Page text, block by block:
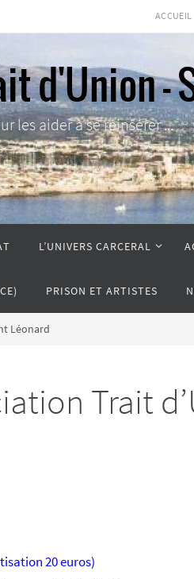
ACCUEIL
d'Union -
les aider à se réinsérer ...
L’UNIVERS CARCERAL
PRISON ET ARTISTES
Léonard
Trait
20 euros)